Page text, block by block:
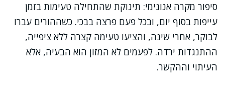
סיפור מקרה אנונימי: תינוקת שהתחילה טעימות בזמן
עייפות בסוף יום, ובכל פעם פרצה בבכי. כשההורים עברו
לבוקר, אחרי שינה, והציעו טעימה קצרה ללא ציפייה,
ההתנגדות ירדה. לפעמים לא המזון הוא הבעיה, אלא
העיתוי וההקשר.